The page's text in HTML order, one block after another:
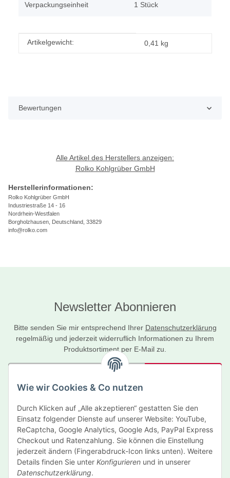
Wie wir Cookies & Co nutzen
Durch Klicken auf „Alle akzeptieren“ gestatten Sie den
Einsatz folgender Dienste auf unserer Website: YouTube,
ReCaptcha, Google Analytics, Google Ads, PayPal Express
Checkout und Ratenzahlung. Sie können die Einstellung
jederzeit ändern (Fingerabdruck-Icon links unten). Weitere
Details finden Sie unter Konfigurieren und in unserer
Datenschutzerklärung.
Verpackungseinheit 1 Stück
Produkteigenschaft
Wert
Artikelgewicht: 0,41 kg
Bewertungen
Alle Artikel des Herstellers anzeigen:
Rolko Kohlgrüber GmbH
Herstellerinformationen:
Rolko Kohlgrüber GmbH
Industriestraße 14 - 16
Nordrhein-Westfalen
Borgholzhausen, Deutschland, 33829
info@rolko.com
Newsletter Abonnieren
Bitte senden Sie mir entsprechend Ihrer Datenschutzerklärung
regelmäßig und jederzeit widerruflich Informationen zu Ihrem
Produktsortiment per E-Mail zu.
Newsletter Abonnieren
Informationen
Gesetzliche Informationen
Hersteller